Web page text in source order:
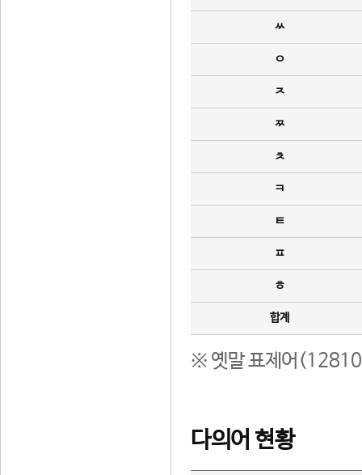
ㅆ
ㅇ
ㅈ
ㅉ
ㅊ
ㅋ
ㅌ
ㅍ
ㅎ
합계
※ 옛말 표제어(12810
다의어 현황